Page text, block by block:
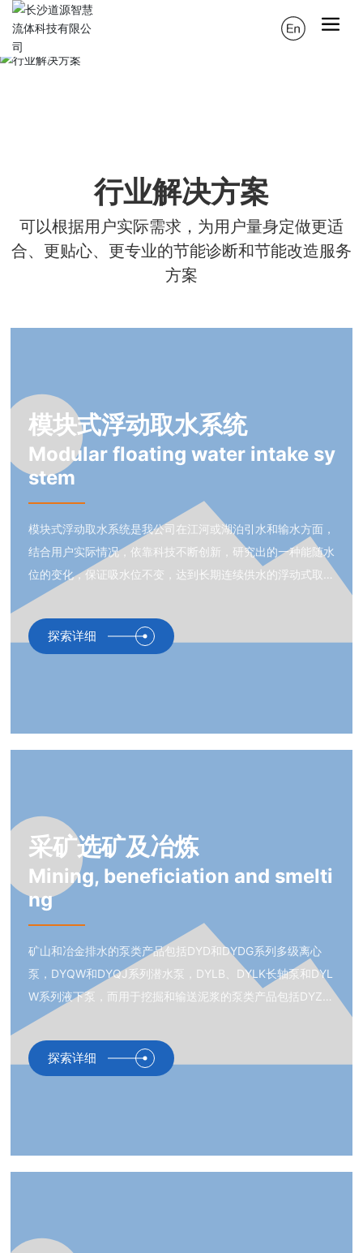
行业解决方案
可以根据用户实际需求，为用户量身定做更适
合、更贴心、更专业的节能诊断和节能改造服务
方案
模块式浮动取水系统
Modular floating water intake sy
stem
模块式浮动取水系统是我公司在江河或湖泊引水和输水方面，
结合用户实际情况，依靠科技不断创新，研究出的一种能随水
位的变化，保证吸水位不变，达到长期连续供水的浮动式取水
泵站系统，产品的出现解决了以往依靠围堰建造泵房供水受水
位限制、基建投资高、周期长、取水水质差等诸多不便。模块
式浮动取水系统取水质量高，建造成本低，操作简单，经济效
探索详细
采矿选矿及冶炼
Mining, beneficiation and smelti
ng
矿山和冶金排水的泵类产品包括DYD和DYDG系列多级离心
泵，DYQW和DYQJ系列潜水泵，DYLB、DYLK长轴泵和DYL
W系列液下泵，而用于挖掘和输送泥浆的泵类产品包括DYZJ
系列、DY(L)P系列等。
探索详细